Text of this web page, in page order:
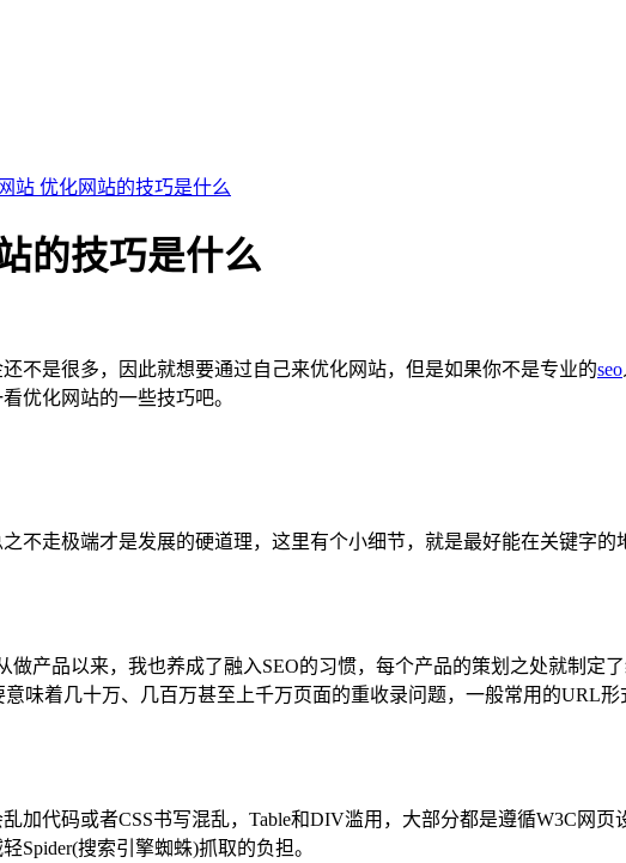
站 优化网站的技巧是什么
的技巧是什么
不是很多，因此就想要通过自己来优化网站，但是如果你不是专业的seo
优化网站的一些技巧吧。
不走极端才是发展的硬道理，这里有个小细节，就是最好能在关键字
做产品以来，我也养成了融入SEO的习惯，每个产品的策划之处就制定
味着几十万、几百万甚至上千万页面的重收录问题，一般常用的URL
加代码或者CSS书写混乱，Table和DIV滥用，大部分都是遵循W3C网页
Spider(搜索引擎蜘蛛)抓取的负担。